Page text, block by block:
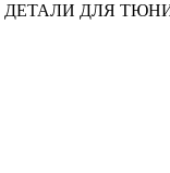
ДЕТАЛИ ДЛЯ